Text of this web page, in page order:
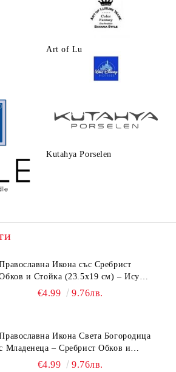
Art of Luxury Ware
Kutahya Porselen
Икона със Сребрист
и Стойка (23.5х19 см) – Исус
Христос, Св. Георги, Св. Николай
€4.99 9.76лв.
Икона Света Богородица
Младенеца – Сребрист Обков и
Стойка (23.5х19 см, 6 Модела)
€4.99 9.76лв.